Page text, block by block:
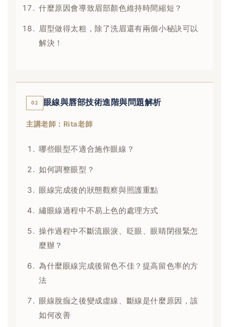
什麼原因會導致眉部顏色維持時間縮短？
眉型做得太粗，除了洗眉還有兩個小秘訣可以
解決！
02 眼線與唇部技術進階與問題解析
主講老師：Rita老師
哪些眼型不適合施作眼線？
如何調整眼型？
眼線完成後的狀態觀察與照護重點
繡眼線過程中不易上色的處理方式
操作過程中不斷流眼淚、眨眼、眼睛閉很緊怎
麼辦？
為什麼眼線完成後留色不佳？提高留色率的方
法
眼線脫痂之後變成虛線、斷線是什麼原因，該
如何改善